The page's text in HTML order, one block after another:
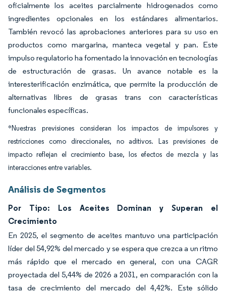
oficialmente los aceites parcialmente hidrogenados como
ingredientes opcionales en los estándares alimentarios.
También revocó las aprobaciones anteriores para su uso en
productos como margarina, manteca vegetal y pan. Este
impulso regulatorio ha fomentado la innovación en tecnologías
de estructuración de grasas. Un avance notable es la
interesterificación enzimática, que permite la producción de
alternativas libres de grasas trans con características
funcionales específicas.
*Nuestras previsiones consideran los impactos de impulsores y
restricciones como direccionales, no aditivos. Las previsiones de
impacto reflejan el crecimiento base, los efectos de mezcla y las
interacciones entre variables.
Análisis de Segmentos
Por Tipo: Los Aceites Dominan y Superan el
Crecimiento
En 2025, el segmento de aceites mantuvo una participación
líder del 54,92% del mercado y se espera que crezca a un ritmo
más rápido que el mercado en general, con una CAGR
proyectada del 5,44% de 2026 a 2031, en comparación con la
tasa de crecimiento del mercado del 4,42%. Este sólido